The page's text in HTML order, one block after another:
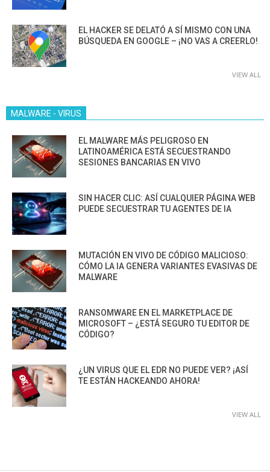
EL HACKER SE DELATÓ A SÍ MISMO CON UNA
BÚSQUEDA EN GOOGLE – ¡NO VAS A CREERLO!
VIEW ALL
MALWARE - VIRUS
EL MALWARE MÁS PELIGROSO EN
LATINOAMÉRICA ESTÁ SECUESTRANDO
SESIONES BANCARIAS EN VIVO
SIN HACER CLIC: ASÍ CUALQUIER PÁGINA WEB
PUEDE SECUESTRAR TU AGENTES DE IA
MUTACIÓN EN VIVO DE CÓDIGO MALICIOSO:
CÓMO LA IA GENERA VARIANTES EVASIVAS DE
MALWARE
RANSOMWARE EN EL MARKETPLACE DE
MICROSOFT – ¿ESTÁ SEGURO TU EDITOR DE
CÓDIGO?
¿UN VIRUS QUE EL EDR NO PUEDE VER? ¡ASÍ
TE ESTÁN HACKEANDO AHORA!
VIEW ALL